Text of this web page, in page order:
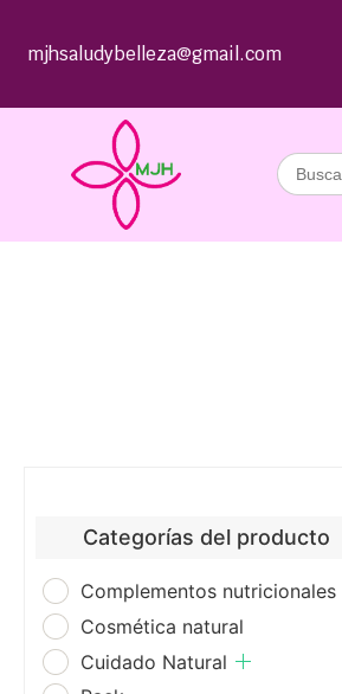
mjhsaludybelleza@gmail.com
Buscar:
Categorías del producto
Complementos nutricionales
Cosmética natural
Cuidado Natural